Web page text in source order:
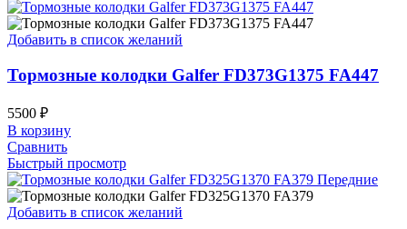
Добавить в список желаний
Тормозные колодки Galfer FD373G1375 FA447
5500 ₽
В корзину
Сравнить
Быстрый просмотр
Добавить в список желаний